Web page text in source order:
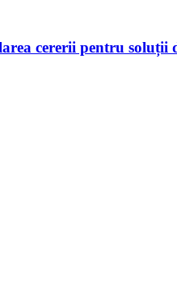
cererii pentru soluții